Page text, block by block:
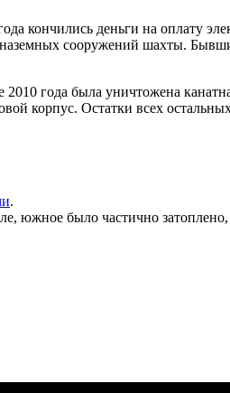
кончились деньги на оплату
наземных сооружений шахты.
года была уничтожена
корпус. Остатки всех
.
южное было частично затоплено,